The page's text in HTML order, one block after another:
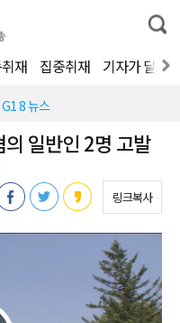
통
합
색
재 집중취재 기자가 달려
G1 8 뉴스
일반인 2명 고발
링크복사